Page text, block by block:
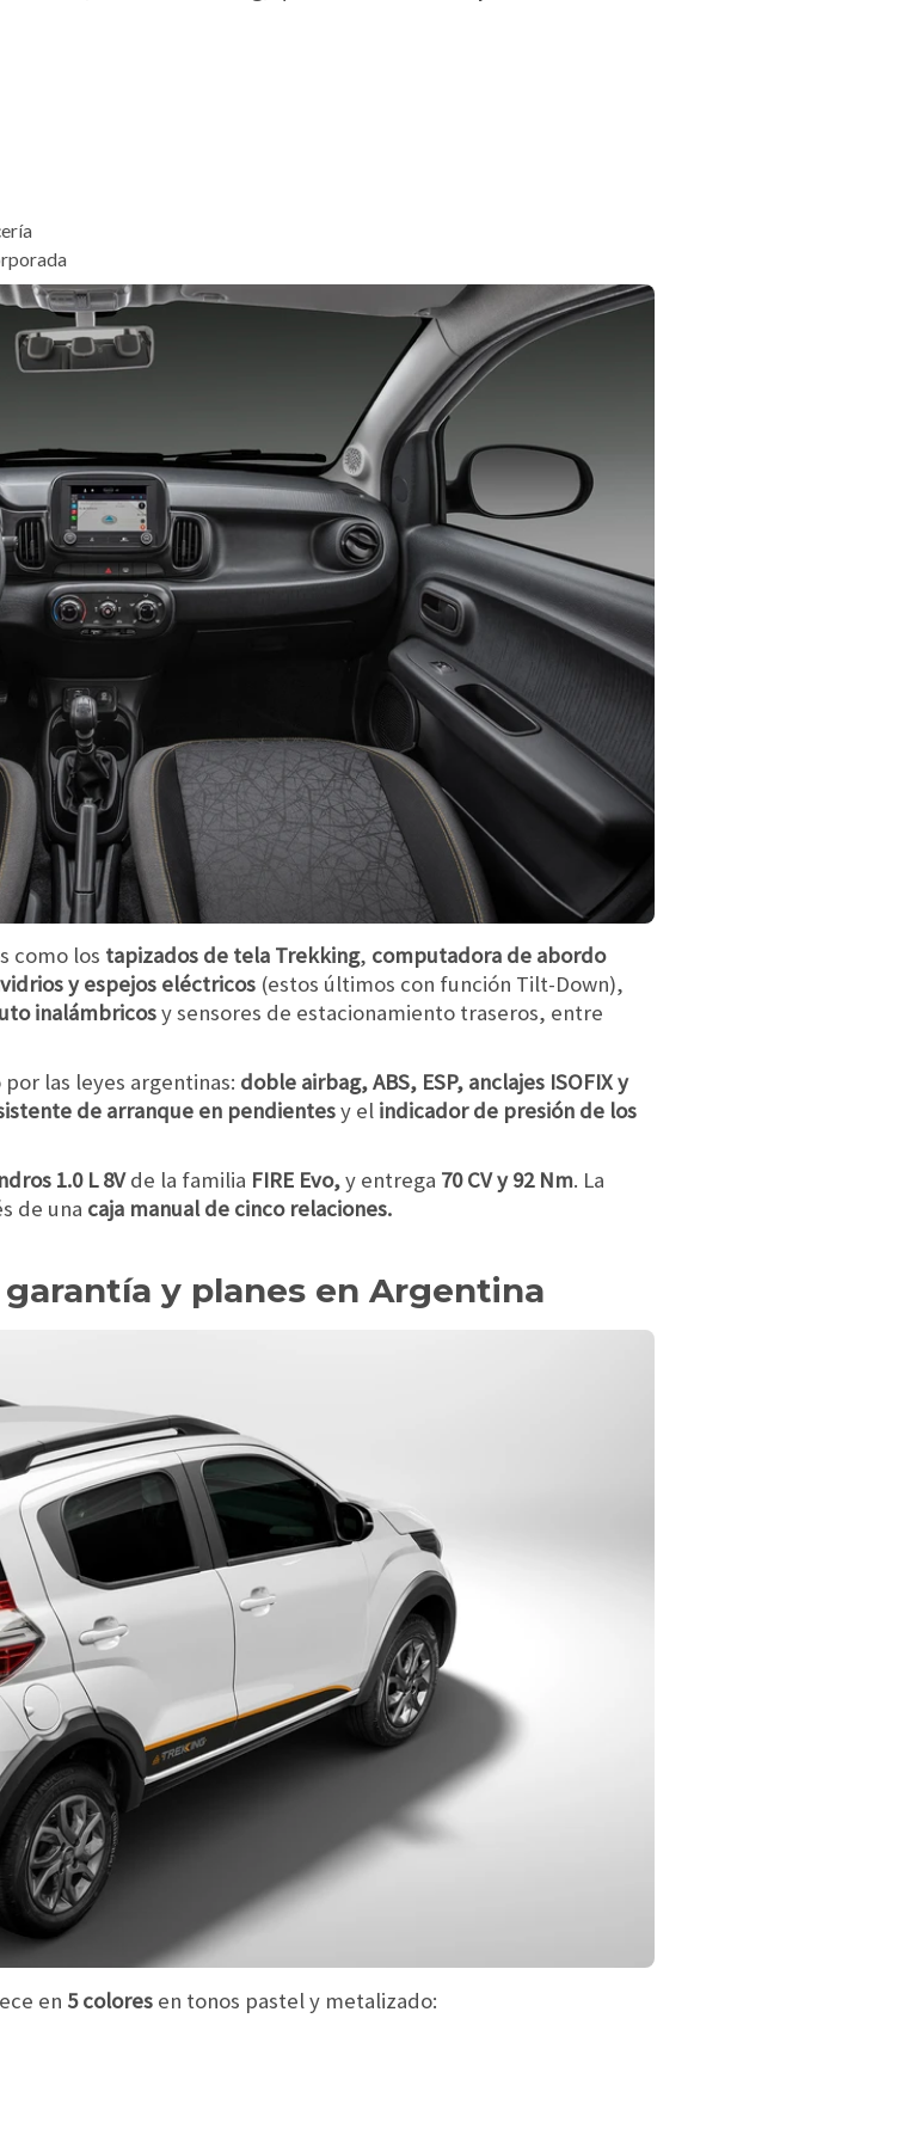
como los tapizados de tela Trekking, computadora de abordo
y espejos eléctricos (estos últimos con función Tilt-Down),
inalámbricosy sensores de estacionamiento traseros, entre
las leyes argentinas: doble airbag, ABS, ESP, anclajes ISOFIX y
de arranque en pendientesy el indicador de presión de los
1.0 L 8Vde la familia FIRE Evo,y entrega 70 CV y 92 Nm. La
de una caja manual de cinco relaciones.
y planes en Argentina
en 5 colores en tonos pastel y metalizado: